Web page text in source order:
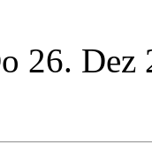
26. Dez